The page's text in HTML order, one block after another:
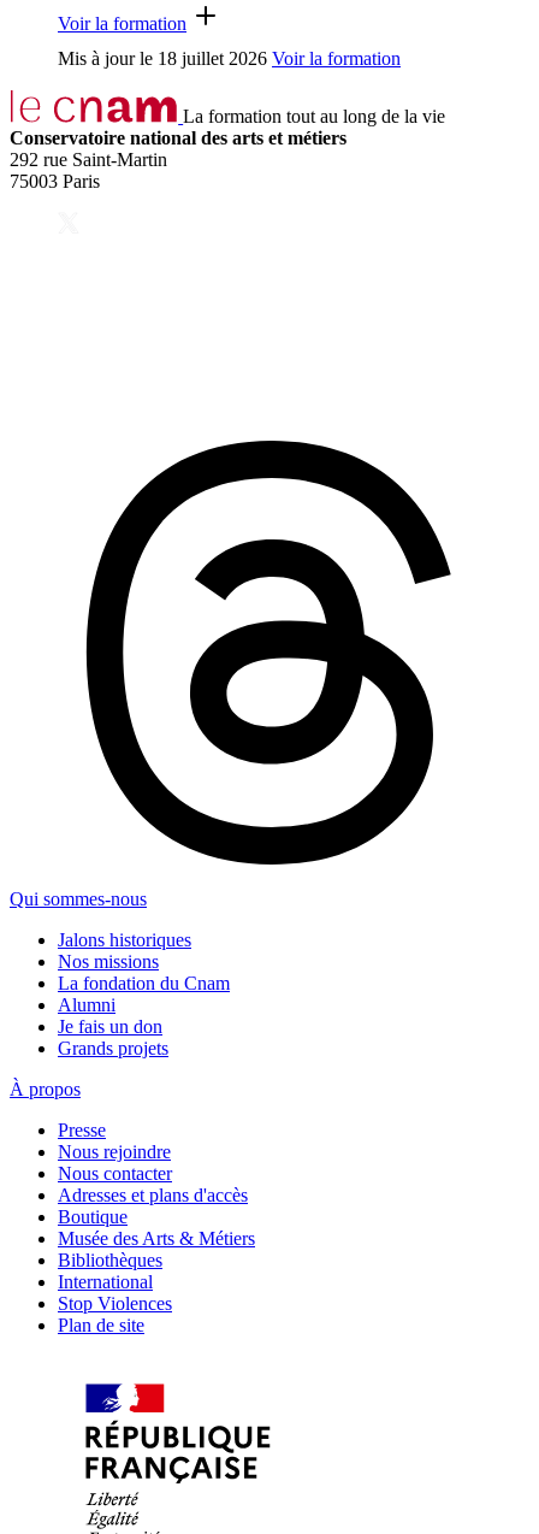
Voir la formation
Mis à jour le 18 juillet 2026 Voir la formation
La formation tout au long de la vie
Conservatoire national des arts et métiers
292 rue Saint-Martin
75003 Paris
Qui sommes-nous
Jalons historiques
Nos missions
La fondation du Cnam
Alumni
Je fais un don
Grands projets
À propos
Presse
Nous rejoindre
Nous contacter
Adresses et plans d'accès
Boutique
Musée des Arts & Métiers
Bibliothèques
International
Stop Violences
Plan de site